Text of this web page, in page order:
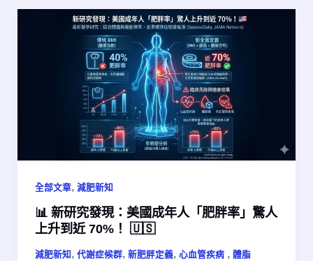
全部文章, 減肥新知
📊 新研究發現：美國成年人「肥胖率」驚人
上升到近 70%！ 🇺🇸
減肥新知, 代謝症候群, 新肥胖定義, 心血管疾病 ​ , 體脂